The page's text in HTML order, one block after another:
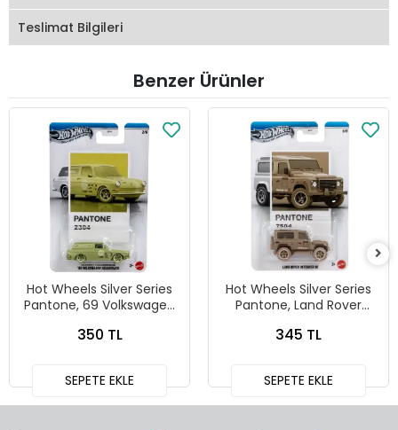
Teslimat Bilgileri
Benzer Ürünler
Hot Wheels Silver Series
Pantone, 69 Volkswagen
350 TL
SEPETE EKLE
Hot Wheels Silver Series
Pantone, Land Rover
345 TL
SEPETE EKLE